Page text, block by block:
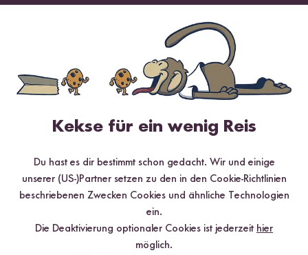
Loading...
Bio Basmati Reis
Gekeimter Bio Natur
Reis
Kekse für ein wenig Reis
Du hast es dir bestimmt schon gedacht. Wir und einige
unserer (US-)Partner setzen zu den in den Cookie-Richtlinien
beschriebenen Zwecken Cookies und ähnliche Technologien
ein.
Die Deaktivierung optionaler Cookies ist jederzeit hier
möglich.